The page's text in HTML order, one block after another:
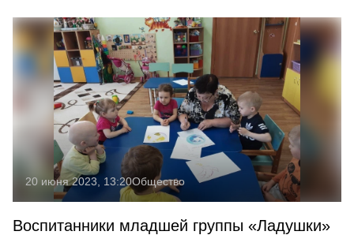
20 июня 2023, 13:20Общество
Воспитанники младшей группы «Ладушки»